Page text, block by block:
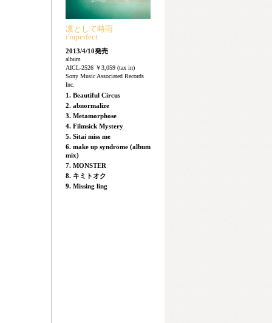
凛として時雨
i'mperfect
2013/4/10発売
album
AICL-2526 ￥3,059 (tax in)
Sony Music Associated Records
Inc.
1. Beautiful Circus
2. abnormalize
3. Metamorphose
4. Filmsick Mystery
5. Sitai miss me
6. make up syndrome (album
mix)
7. MONSTER
8. キミトオク
9. Missing ling